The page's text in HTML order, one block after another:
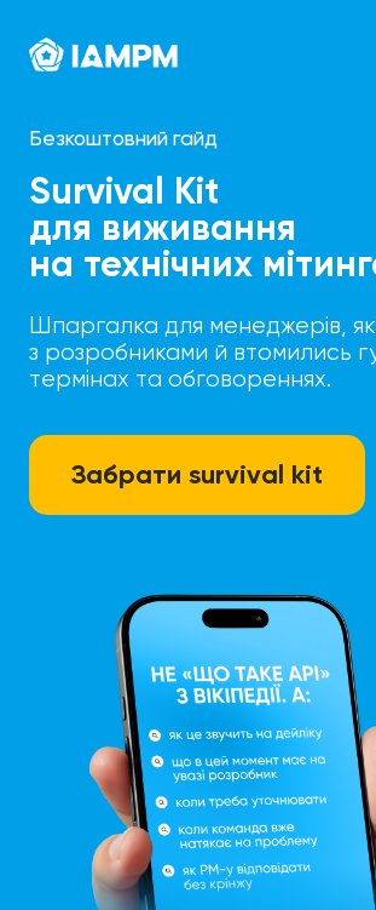
Безкоштовний гайд
Survival Kit
для виживання
на технічних
Шпаргалка для менеджерів,
з розробниками й втомились
термінах та обговореннях.
Забрати survival kit